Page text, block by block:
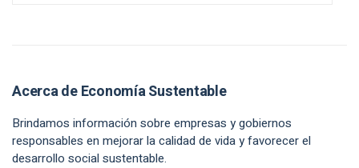
Acerca de Economía Sustentable
Brindamos información sobre empresas y gobiernos
responsables en mejorar la calidad de vida y favorecer el
desarrollo social sustentable.